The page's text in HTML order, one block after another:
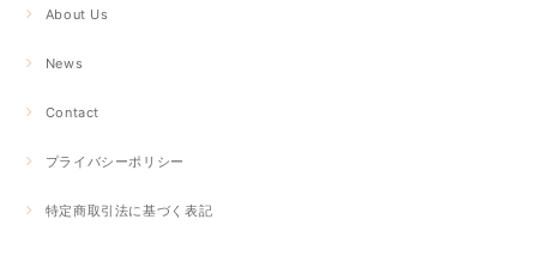
About Us
News
Contact
プライバシーポリシー
特定商取引法に基づく表記